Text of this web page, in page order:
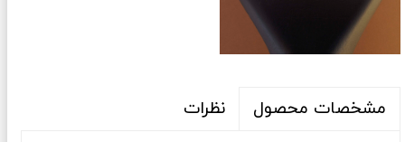
مشخصات محصول نظرات